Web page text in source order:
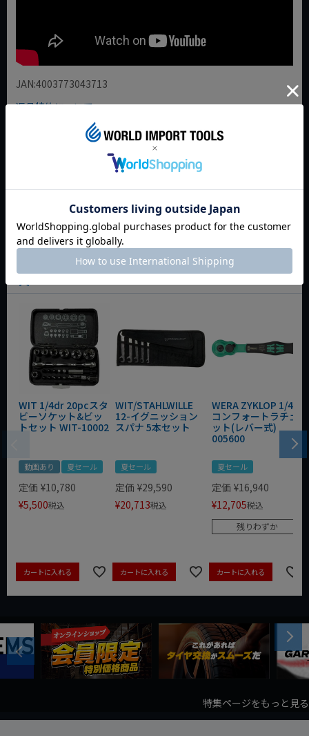
JAN:4003773043713
返品特約について
商品についてのお問い合わせ
今週のおすすめアイテム
WIT 1/4dr 20pcスタ
ビーソケット&ビッ
トセット WIT-10002
動画あり 夏セール
定価 ¥10,780
¥5,500税込
カートに入れる
WIT/STAHLWILLE
12-イグニッション
スパナ 5本セット
夏セール
定価 ¥29,590
¥20,713税込
カートに入れる
WERA ZYKLOP 1/4"
コンフォートラチェ
ット(レバー式)
005600
夏セール
定価 ¥16,940
¥12,705税込
残りわずか
カートに入れる
Previous
Next
特集ページをもっと見る